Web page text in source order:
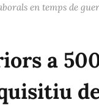
en temps de
a